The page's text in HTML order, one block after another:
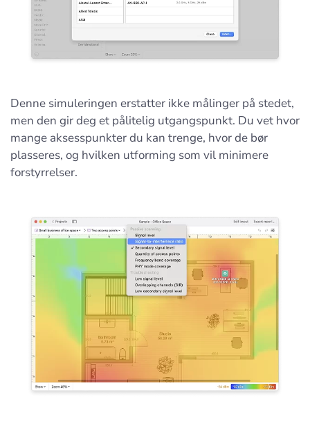
Denne simuleringen erstatter ikke målinger på stedet,
men den gir deg et pålitelig utgangspunkt. Du vet hvor
mange aksesspunkter du kan trenge, hvor de bør
plasseres, og hvilken utforming som vil minimere
forstyrrelser.